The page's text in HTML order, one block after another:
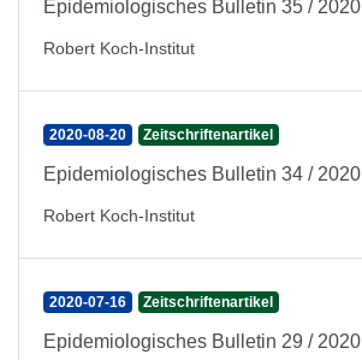
Epidemiologisches Bulletin 35 / 2020
Robert Koch-Institut
2020-08-20 Zeitschriftenartikel
Epidemiologisches Bulletin 34 / 2020
Robert Koch-Institut
2020-07-16 Zeitschriftenartikel
Epidemiologisches Bulletin 29 / 2020